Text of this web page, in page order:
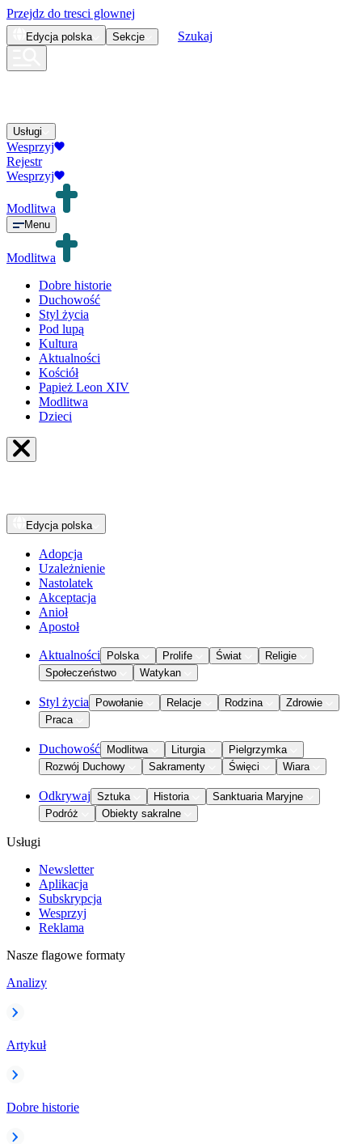
Przejdz do tresci glownej
Edycja polska Sekcje Szukaj
Usługi
Wesprzyj
Rejestr
Wesprzyj
Modlitwa
Menu
Modlitwa
Dobre historie
Duchowość
Styl życia
Pod lupą
Kultura
Aktualności
Kościół
Papież Leon XIV
Modlitwa
Dzieci
Edycja polska
Adopcja
Uzależnienie
Nastolatek
Akceptacja
Anioł
Apostoł
Aktualności Polska Prolife Świat
Religie
Społeczeństwo
Watykan
Styl życia Powołanie Relacje Rodzina
Zdrowie
Praca
Duchowość Modlitwa Liturgia
Pielgrzymka
Rozwój Duchowy
Sakramenty Święci Wiara
Odkrywaj Sztuka Historia
Sanktuaria Maryjne
Podróż
Obiekty sakralne
Usługi
Newsletter
Aplikacja
Subskrypcja
Wesprzyj
Reklama
Nasze flagowe formaty
Analizy
Artykuł
Dobre historie